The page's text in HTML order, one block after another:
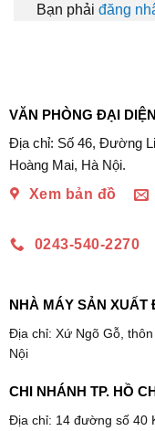
Bạn phải đăng
VĂN PHÒNG ĐẠI DIỆN
Địa chỉ: Số 46, Đường
Hoàng Mai, Hà Nội.
Xem bản đồ
0243-540-2270
NHÀ MÁY SẢN XUẤT
Địa chỉ: Xứ Ngõ Gỗ,
Nội
CHI NHÁNH TP. HỒ
Địa chỉ: 14 đường số 40